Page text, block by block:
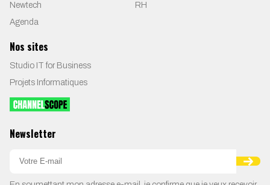
Newtech
RH
Agenda
Nos sites
Studio IT for Business
Projets Informatiques
Newsletter